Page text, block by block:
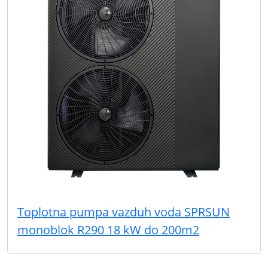
Toplotna pumpa vazduh voda SPRSUN
monoblok R290 18 kW do 200m2